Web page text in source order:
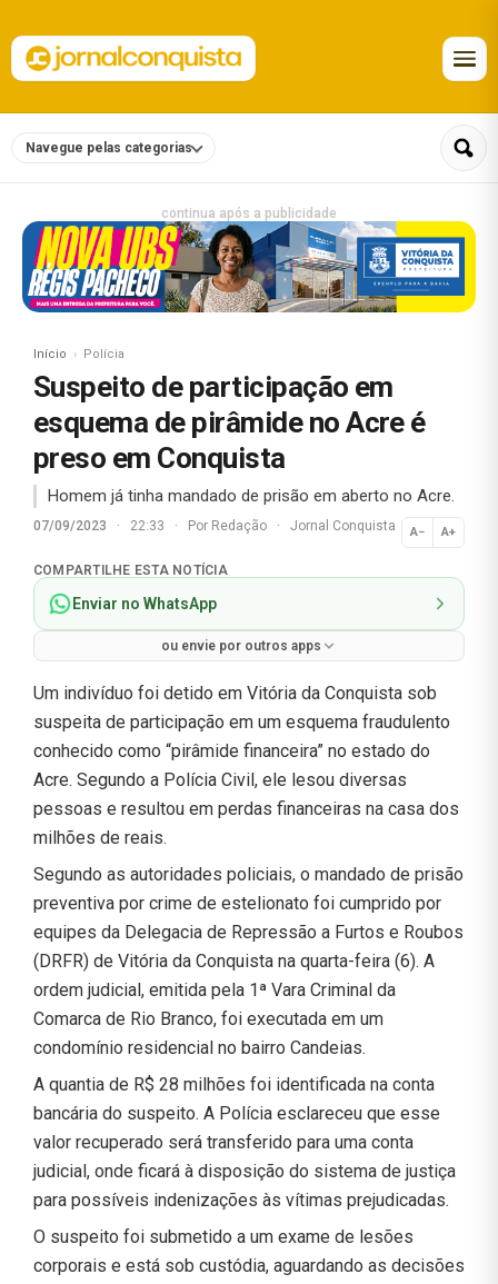
Navegue pelas categorias
continua após a publicidade
Início Polícia
Suspeito de participação em
esquema de pirâmide no Acre é
preso em Conquista
Homem já tinha mandado de prisão em aberto no Acre.
07/09/2023 · 22:33 · Por Redação · Jornal Conquista A− A+
Normal
COMPARTILHE ESTA NOTÍCIA
Enviar no WhatsApp
ou envie por outros apps
Um indivíduo foi detido em Vitória da Conquista sob
suspeita de participação em um esquema fraudulento
conhecido como “pirâmide financeira” no estado do
Acre. Segundo a Polícia Civil, ele lesou diversas
pessoas e resultou em perdas financeiras na casa dos
milhões de reais.
Segundo as autoridades policiais, o mandado de prisão
preventiva por crime de estelionato foi cumprido por
equipes da Delegacia de Repressão a Furtos e Roubos
(DRFR) de Vitória da Conquista na quarta-feira (6). A
ordem judicial, emitida pela 1ª Vara Criminal da
Comarca de Rio Branco, foi executada em um
condomínio residencial no bairro Candeias.
A quantia de R$ 28 milhões foi identificada na conta
bancária do suspeito. A Polícia esclareceu que esse
valor recuperado será transferido para uma conta
judicial, onde ficará à disposição do sistema de justiça
para possíveis indenizações às vítimas prejudicadas.
O suspeito foi submetido a um exame de lesões
corporais e está sob custódia, aguardando as decisões